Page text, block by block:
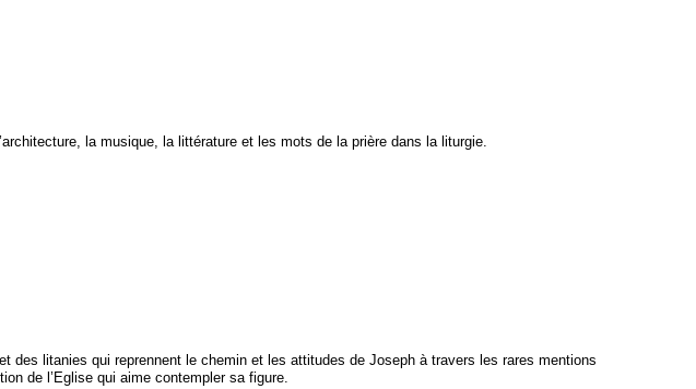
la musique, la littérature et les mots de la prière dans la liturgie.
litanies qui reprennent le chemin et les attitudes de Joseph à travers les rares mentions
de l’Eglise qui aime contempler sa figure.